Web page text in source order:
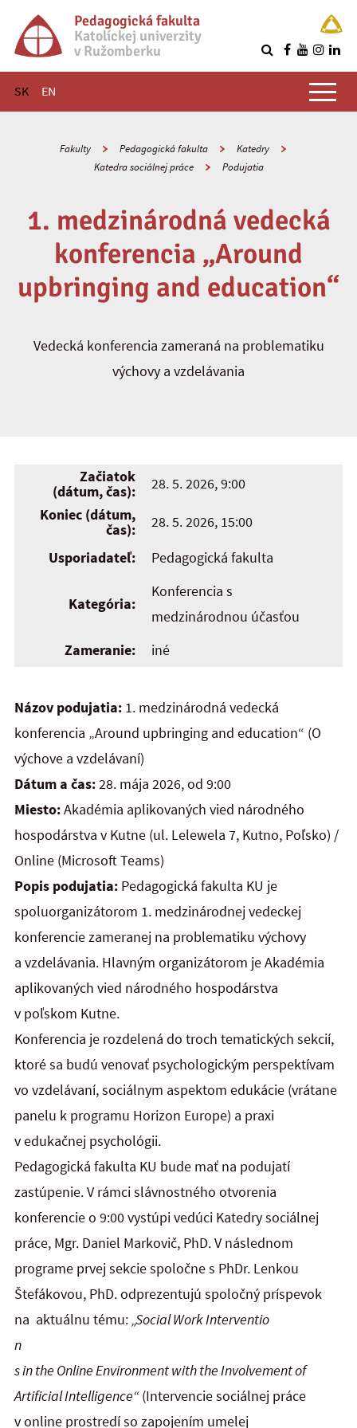
Pedagogická fakulta
Katolíckej univerzity
v Ružomberku
SK EN
Hlavné menu
Fakulty Pedagogická fakulta
Katedry
Katedra sociálnej práce
Podujatia
1. medzinárodná vedecká
konferencia „Around
upbringing and education“
Vedecká konferencia zameraná na problematiku
výchovy a vzdelávania
Začiatok
(dátum, čas):
28. 5. 2026, 9:00
Koniec (dátum,
čas):
28. 5. 2026, 15:00
Usporiadateľ:
Pedagogická fakulta
Kategória:
Konferencia s
medzinárodnou účasťou
Zameranie:
iné
Názov podujatia: 1. medzinárodná vedecká
konferencia „Around upbringing and education“ (O
výchove a vzdelávaní)
Dátum a čas:28. mája 2026, od 9:00
Miesto:Akadémia aplikovaných vied národného
hospodárstva v Kutne (ul. Lelewela 7, Kutno, Poľsko) /
Online (Microsoft Teams)
Popis podujatia: Pedagogická fakulta KU je
spoluorganizátorom 1. medzinárodnej vedeckej
konferencie zameranej na problematiku výchovy
a vzdelávania. Hlavným organizátorom je Akadémia
aplikovaných vied národného hospodárstva
v poľskom Kutne.
Konferencia je rozdelená do troch tematických sekcií,
ktoré sa budú venovať psychologickým perspektívam
vo vzdelávaní, sociálnym aspektom edukácie (vrátane
panelu k programu Horizon Europe) a praxi
v edukačnej psychológii.
Pedagogická fakulta KU bude mať na podujatí
zastúpenie. V rámci slávnostného otvorenia
konferencie o 9:00 vystúpi vedúci Katedry sociálnej
práce, Mgr. Daniel Markovič, PhD. V následnom
programe prvej sekcie spoločne s PhDr. Lenkou
Štefákovou, PhD. odprezentujú spoločný príspevok
na aktuálnu tému:„Social Work Interventio
n
s in the Online Environment with the Involvement of
Artificial Intelligence“(Intervencie sociálnej práce
v online prostredí so zapojením umelej